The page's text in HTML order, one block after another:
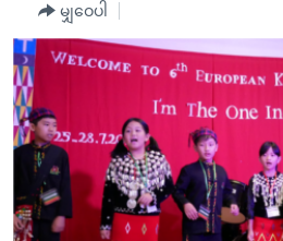
ကျော်
ကြည့်
ရန်
ပင်မ
ညွန်း
စာမျက်နှာ
အစ္စရေး-ပါလက်စတိုင်း
အင်္ဂလိပ်စာလေ့လာမယ်
အမေရိကန်သုံးအီဒီယံ
မကြေးမုံရဲ့ အင်္ဂလိပ်စာ
ရုပ်ရှင်ထဲက အင်္ဂလိပ်စာ
သုတပဒေသာ အင်္ဂလိပ်စာ
အပတ်စဉ်ကဏ္ဍများ
ရေဒီယို
တီဗွီ
ရေဒီယိုနှင့်ရုပ်သံ အချက်အလက်များ
ရေဒီယို/တီဗွီအစီအစဉ်
Learning English
မျှဝေပါ